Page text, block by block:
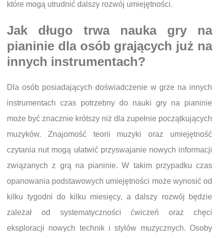
które mogą utrudnić dalszy rozwój umiejętności.
Jak długo trwa nauka gry na
pianinie dla osób grających już na
innych instrumentach?
Dla osób posiadających doświadczenie w grze na innych
instrumentach czas potrzebny do nauki gry na pianinie
może być znacznie krótszy niż dla zupełnie początkujących
muzyków. Znajomość teorii muzyki oraz umiejętność
czytania nut mogą ułatwić przyswajanie nowych informacji
związanych z grą na pianinie. W takim przypadku czas
opanowania podstawowych umiejętności może wynosić od
kilku tygodni do kilku miesięcy, a dalszy rozwój będzie
zależał od systematyczności ćwiczeń oraz chęci
eksploracji nowych technik i stylów muzycznych. Osoby